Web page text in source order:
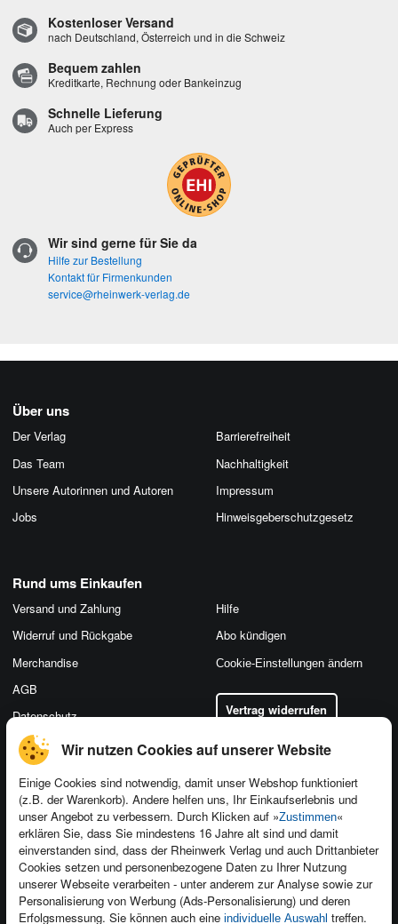
Wir nutzen Cookies auf unserer Website
Einige Cookies sind notwendig, damit unser Webshop funktioniert
(z.B. der Warenkorb). Andere helfen uns, Ihr Einkaufserlebnis und
unser Angebot zu verbessern. Durch Klicken auf »Zustimmen«
erklären Sie, dass Sie mindestens 16 Jahre alt sind und damit
einverstanden sind, dass der Rheinwerk Verlag und auch Drittanbieter
Cookies setzen und personenbezogene Daten zu Ihrer Nutzung
unserer Webseite verarbeiten - unter anderem zur Analyse sowie zur
Personalisierung von Werbung (Ads-Personalisierung) und deren
Erfolgsmessung. Sie können auch eine individuelle Auswahl treffen.
Kostenloser Versand
nach Deutschland, Österreich und in die Schweiz
Bequem zahlen
Kreditkarte, Rechnung oder Bankeinzug
Schnelle Lieferung
Auch per Express
Wir sind gerne für Sie da
Hilfe zur Bestellung
Kontakt für Firmenkunden
service@rheinwerk-verlag.de
Über uns
Der Verlag
Das Team
Unsere Autorinnen und Autoren
Jobs
Barrierefreiheit
Nachhaltigkeit
Impressum
Hinweis­geber­schutz­gesetz
Kontakt
Newsletter
Für Unternehmen
Presseservice
Dozentenservice
Produktfeedback
Foreign Rights
Ein Buch schreiben
Rund ums Einkaufen
Versand und Zahlung
Widerruf und Rückgabe
Merchandise
AGB
Datenschutz
Hilfe
Abo kündigen
Cookie-Einstellungen ändern
Vertrag widerrufen